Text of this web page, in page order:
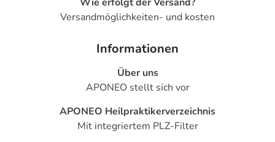
- Muskelschwäche
- Osteoporose (Knochenschwund)
- Übersteigerte Empfindlichkeit gegenüber hoher
- Gewichtsverlust
- Schilddrüsenüberfunktion (Hyperthyreose)
Versandmöglichkeiten- und kosten
Informationen
Über uns
APONEO stellt sich vor
APONEO Heilpraktikerverzeichnis
Mit integriertem PLZ-Filter